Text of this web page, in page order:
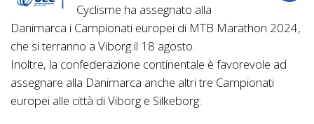
Cyclisme ha assegnato alla
Danimarca i Campionati europei di MTB Marathon 2024,
che si terranno a Viborg il 18 agosto.
Inoltre, la confederazione continentale è favorevole ad
assegnare alla Danimarca anche altri tre Campionati
europei alle città di Viborg e Silkeborg: